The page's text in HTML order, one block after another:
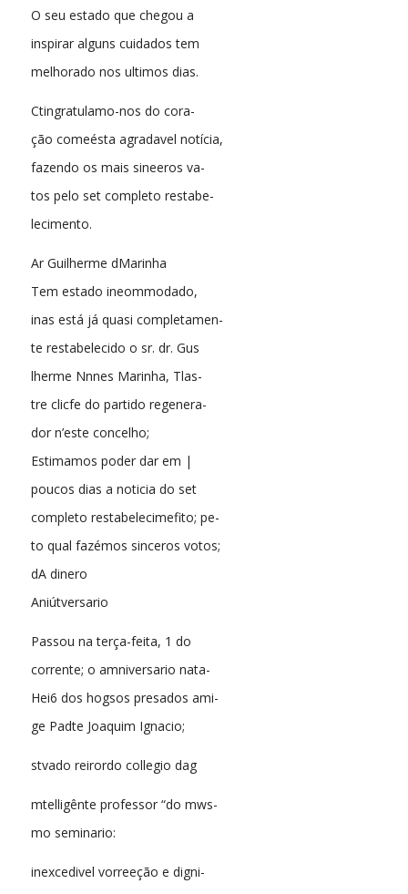
O seu estado que chegou a
inspirar alguns cuidados tem
melhorado nos ultimos dias.
Ctingratulamo-nos do cora-
ção comeésta agradavel notícia,
fazendo os mais sineeros va-
tos pelo set completo restabe-
lecimento.
Ar Guilherme dMarinha
Tem estado ineommodado,
inas está já quasi completamen-
te restabelecido o sr. dr. Gus
lherme Nnnes Marinha, Tlas-
tre clicfe do partido regenera-
dor n’este concelho;
Estimamos poder dar em |
poucos dias a noticia do set
completo restabelecimefito; pe-
to qual fazémos sinceros votos;
dA dinero
Aniútversario
Passou na terça-feita, 1 do
corrente; o amniversario nata-
Hei6 dos hogsos presados ami-
ge Padte Joaquim Ignacio;
stvado reirordo collegio dag
mtelligênte professor “do mws-
mo seminario:
inexcedivel vorreeção e digni-